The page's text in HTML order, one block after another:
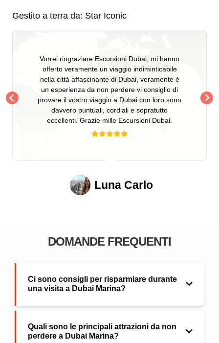
Gestito a terra da: Star Iconic
Vorrei ringraziare Escursioni Dubai, mi hanno
offerto veramente un viaggio indiminticabile
nella città affascinante di Dubai, veramente è
un esperienza da non perdere vi consiglio di
provare il vostro viaggio a Dubai con loro sono
davvero puntuali, cordiali e sopratutto
eccellenti. Grazie mille Escursioni Dubai.
Luna Carlo
DOMANDE FREQUENTI
Ci sono consigli per risparmiare durante
una visita a Dubai Marina?
Quali sono le principali attrazioni da non
perdere a Dubai Marina?